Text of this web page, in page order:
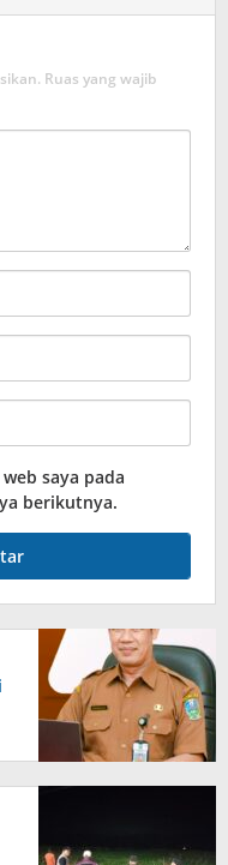
Ruas yang wajib
saya pada
berikutnya.